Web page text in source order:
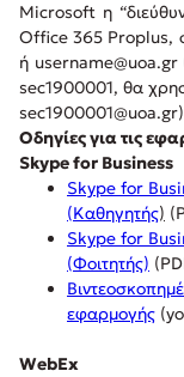
Microsoft η
Office 365 Proplus,
ή username@uoa.gr
sec1900001, θα
Οδηγίες για τις
Skype for Business
Skype for
(Καθηγητής)
Skype for
(Φοιτητής)
εφαρμογής
WebEx